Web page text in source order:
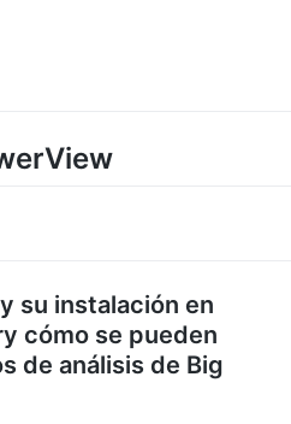
su instalación en
cómo se pueden
de análisis de Big